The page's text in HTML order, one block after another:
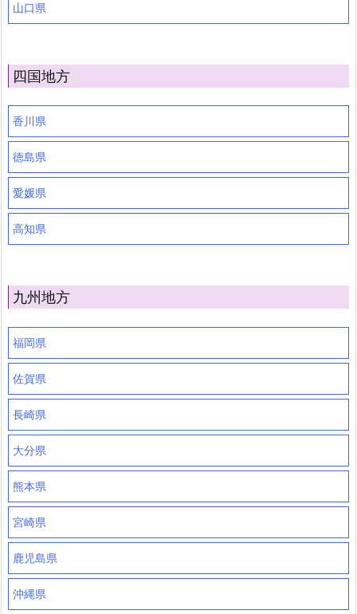
山口県
四国地方
香川県
徳島県
愛媛県
高知県
九州地方
福岡県
佐賀県
長崎県
大分県
熊本県
宮崎県
鹿児島県
沖縄県